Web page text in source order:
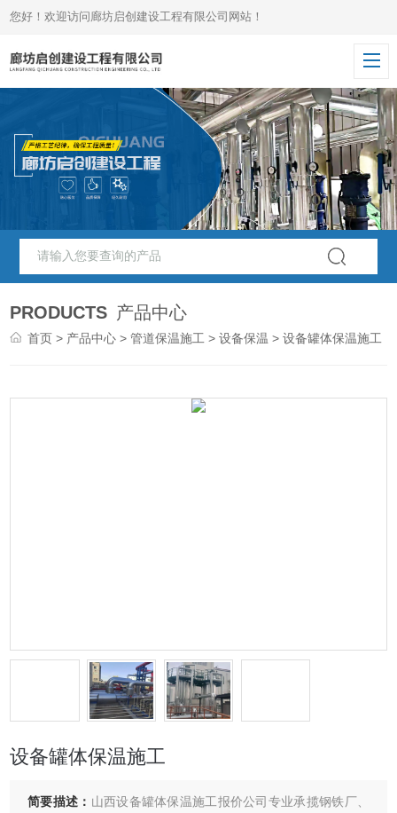
您好！欢迎访问廊坊启创建设工程有限公司网站！
PRODUCTS 产品中心
首页 > 产品中心 >管道保温施工 >设备保温 > 设备罐体保温施工
设备罐体保温施工
简要描述： 山西设备罐体保温施工报价公司专业承揽钢铁厂、